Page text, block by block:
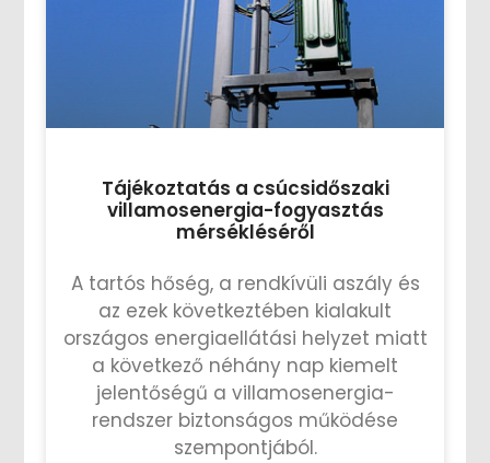
Tájékoztatás a csúcsidőszaki
villamosenergia-fogyasztás
mérsékléséről
A tartós hőség, a rendkívüli aszály és
az ezek következtében kialakult
országos energiaellátási helyzet miatt
a következő néhány nap kiemelt
jelentőségű a villamosenergia-
rendszer biztonságos működése
szempontjából.